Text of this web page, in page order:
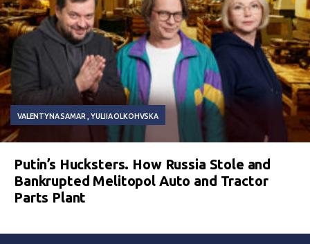
VALENTYNA SAMAR YULIIA OLKOHVSKA
Putin’s Hucksters. How Russia Stole and
Bankrupted Melitopol Auto and Tractor
Parts Plant